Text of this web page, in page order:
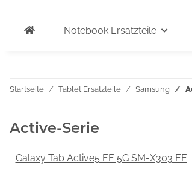
Notebook Ersatzteile
Startseite Tablet Ersatzteile Samsung
Active-Serie
Galaxy Tab Active5 EE 5G SM-X303 EE